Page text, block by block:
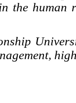
the human